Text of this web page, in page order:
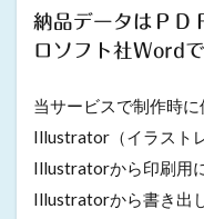
納品データはＰＤ
ロソフト社Word
当サービスで制作時
Illustrator（イラスト
Illustratorから印刷用
Illustratorから書き出